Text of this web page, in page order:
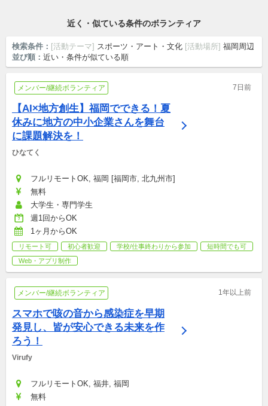
近く・似ている条件のボランティア
検索条件： [活動テーマ] スポーツ・アート・文化 [活動場所] 福岡周辺
並び順： 近い・条件が似ている順
メンバー/継続ボランティア 7日前
【AI×地方創生】福岡でできる！夏
休みに地方の中小企業さんを舞台
に課題解決を！
ひなてく
フルリモートOK, 福岡 [福岡市, 北九州市]
無料
大学生・専門学生
週1回からOK
1ヶ月からOK
リモート可 初心者歓迎 学校/仕事終わりから参加
短時間でも可
Web・アプリ制作
メンバー/継続ボランティア 1年以上前
スマホで咳の音から感染症を早期
発見し、皆が安心できる未来を作
ろう！
Virufy
フルリモートOK, 福井, 福岡
無料